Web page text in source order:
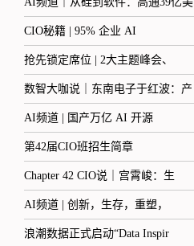
CIO秘籍 | 95% 企业 AI
抢先锁定席位 | 2大主题峰会、
数智大咖说｜东南电子于红波：产
AI频道 | 国产万亿 AI 开源
第42届CIO班招生简章
Chapter 42 CIO说｜宫霄峻：生
AI频道 | 创新，生存，重塑，
浪潮数据正式启动“Data Inspir